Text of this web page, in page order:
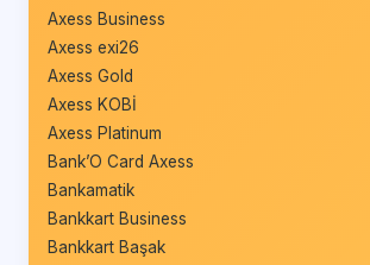
Axess Business
Axess exi26
Axess Gold
Axess KOBİ
Axess Platinum
Bank’O Card Axess
Bankamatik
Bankkart Business
Bankkart Başak